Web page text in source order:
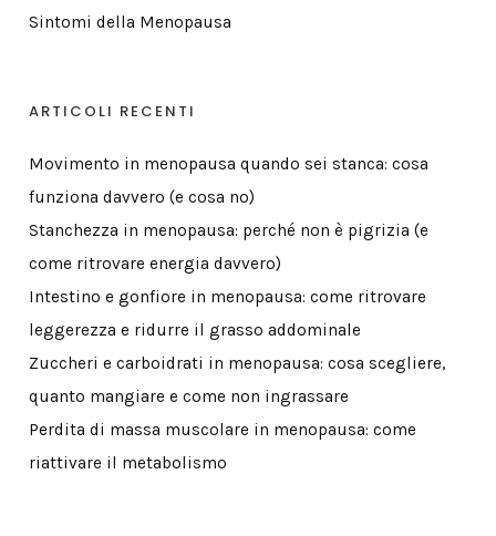
Sintomi della Menopausa
ARTICOLI RECENTI
Movimento in menopausa quando sei stanca: cosa
funziona davvero (e cosa no)
Stanchezza in menopausa: perché non è pigrizia (e
come ritrovare energia davvero)
Intestino e gonfiore in menopausa: come ritrovare
leggerezza e ridurre il grasso addominale
Zuccheri e carboidrati in menopausa: cosa scegliere,
quanto mangiare e come non ingrassare
Perdita di massa muscolare in menopausa: come
riattivare il metabolismo